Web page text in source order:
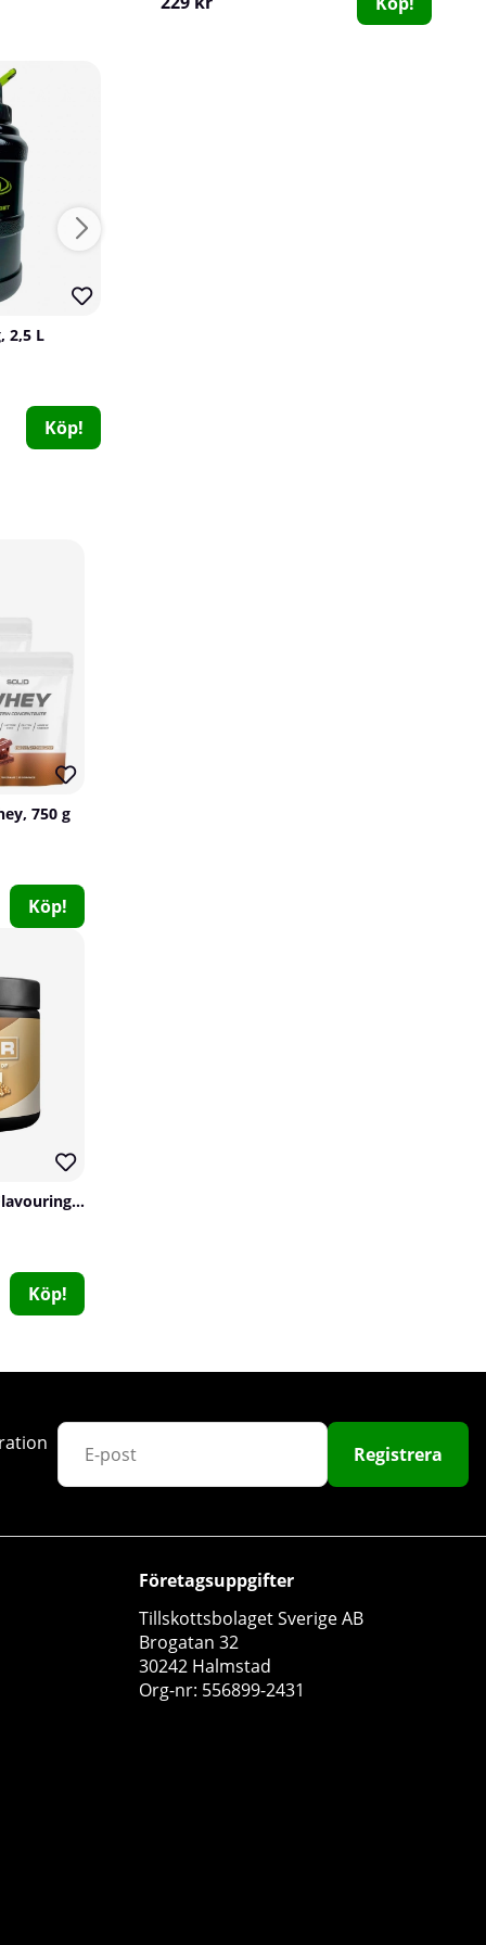
Delta Nutrition PWO, 380 g
Delta Nutrition
0
2,5 L
Köp!
750 g
Köp!
PumpLab FLAVOUR - Flavouring Powder, 60 serv.
Köp!
Registrera
Företagsuppgifter
Tillskottsbolaget Sverige AB
Brogatan 32
30242 Halmstad
Org-nr: 556899-2431